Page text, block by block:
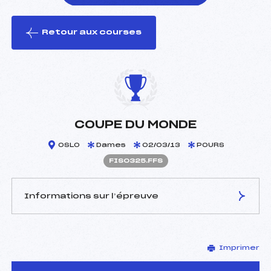
le ski
Retour aux courses
COUPE DU MONDE
OSLO Dames 02/03/13 POURS
FIS0325.FFS
Informations sur l’épreuve
–
D.T Adjoint :
–
Imprimer